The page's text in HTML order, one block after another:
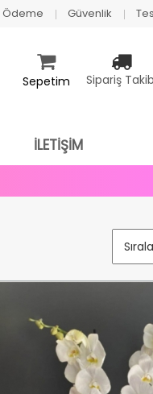
Ödeme Güvenlik
Sipariş
Sepetim
İLETİŞİM